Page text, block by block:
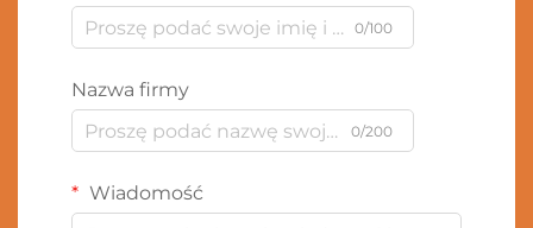
0/100
Nazwa firmy
0/200
Wiadomość